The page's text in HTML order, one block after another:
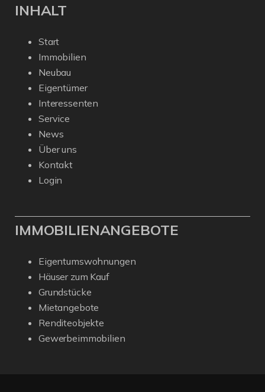
INHALT
Start
Immobilien
Neubau
Eigentümer
Interessenten
Service
News
Über uns
Kontakt
Login
IMMOBILIENANGEBOTE
Eigentumswohnungen
Häuser zum Kauf
Grundstücke
Mietangebote
Renditeobjekte
Gewerbeimmobilien